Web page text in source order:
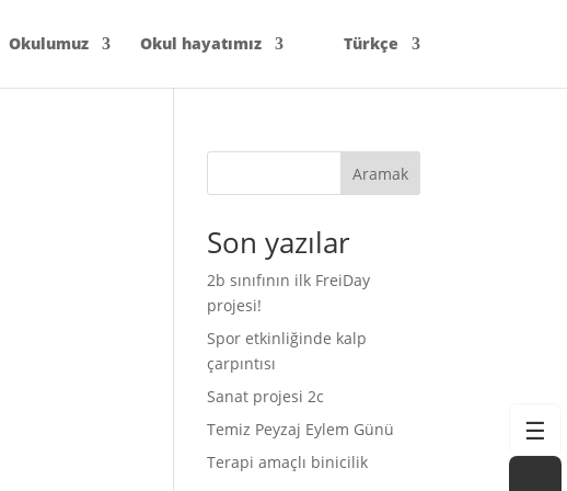
Okulumuz Okul hayatımız Türkçe
Aramak
Son yazılar
2b sınıfının ilk FreiDay
projesi!
Spor etkinliğinde kalp
çarpıntısı
Sanat projesi 2c
Temiz Peyzaj Eylem Günü
Terapi amaçlı binicilik
☰